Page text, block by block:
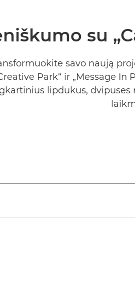
su
savo naują
Park“ ir „Message
lipdukus,